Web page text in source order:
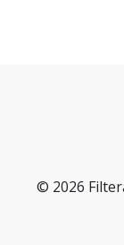
© 2026